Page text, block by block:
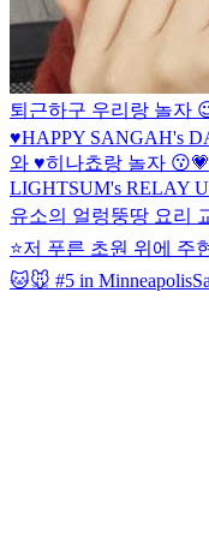
퇴근하구 우리랑 놀자
♥️HAPPY SANGAH's
와 ♥️히나쵸랑 놀자 😗💗
LIGHTSUM's RELAY
유소의 얼렁뚱땅 요리
⭐️저 푸른 초원 위에 주
🐱🐭 #5 in Minneapolis